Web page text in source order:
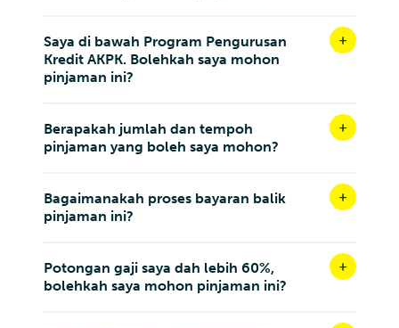
Saya di bawah Program Pengurusan
Kredit AKPK. Bolehkah saya mohon
pinjaman ini?
Berapakah jumlah dan tempoh
pinjaman yang boleh saya mohon?
Bagaimanakah proses bayaran balik
pinjaman ini?
Potongan gaji saya dah lebih 60%,
bolehkah saya mohon pinjaman ini?